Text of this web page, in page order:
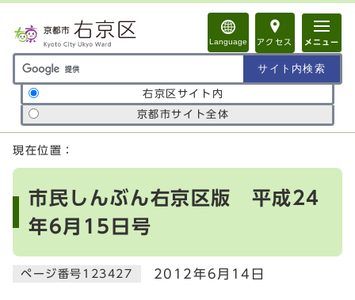
Language アクセス メニュー
サイト内検索の範囲
右京区サイト内
京都市サイト全体
ここから本文です
現在位置：
市民しんぶん右京区版 平成24
年6月15日号
ページ番号123427 2012年6月14日